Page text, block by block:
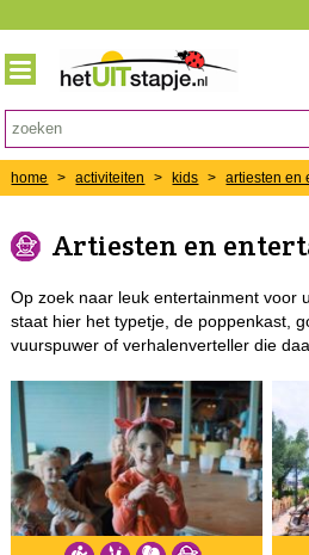
home > activiteiten > kids > artiesten en
Artiesten en
Op zoek naar leuk entertainment voor
staat hier het typetje, de poppenkast,
vuurspuwer of verhalenverteller die